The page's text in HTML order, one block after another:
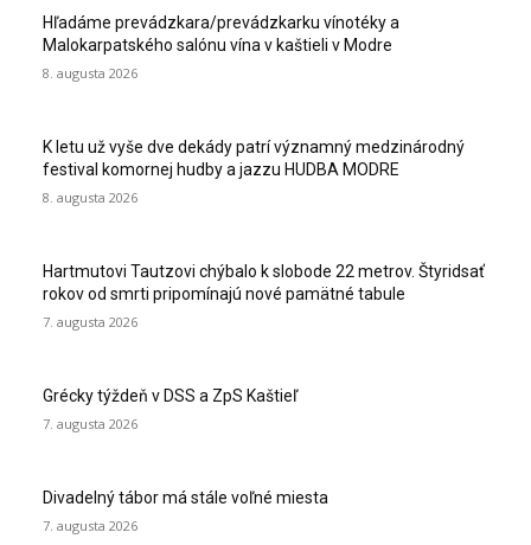
Hľadáme prevádzkara/prevádzkarku vínotéky a
Malokarpatského salónu vína v kaštieli v Modre
8. augusta 2026
K letu už vyše dve dekády patrí významný medzinárodný
festival komornej hudby a jazzu HUDBA MODRE
8. augusta 2026
Hartmutovi Tautzovi chýbalo k slobode 22 metrov. Štyridsať
rokov od smrti pripomínajú nové pamätné tabule
7. augusta 2026
Grécky týždeň v DSS a ZpS Kaštieľ
7. augusta 2026
Divadelný tábor má stále voľné miesta
7. augusta 2026